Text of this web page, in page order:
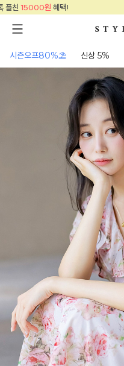
시즌오프80%⛱ 신상 5%